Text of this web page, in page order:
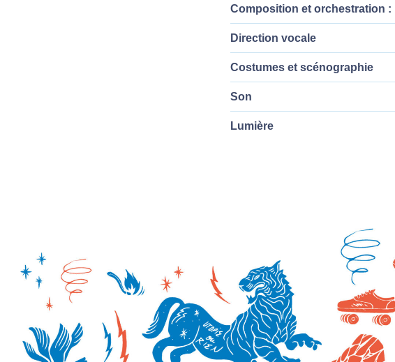
Composition et orchestration :
Direction vocale
Costumes et scénographie
Son
Lumière